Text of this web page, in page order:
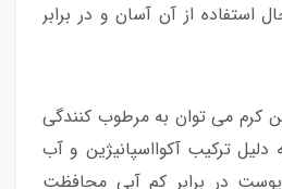
استفاده از آن آسان و در برابر
کرم می توان به مرطوب کنندگی
ترکیب آکوااسپانیژین و آب
پوست در برابر کم آبی محافظت